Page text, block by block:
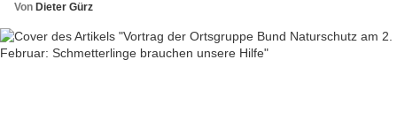
Von Dieter Gürz